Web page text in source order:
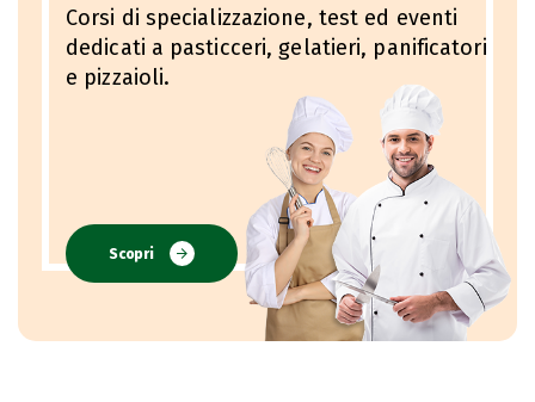
Corsi di specializzazione, test ed eventi
dedicati a pasticceri, gelatieri, panificatori
e pizzaioli.
Scopri